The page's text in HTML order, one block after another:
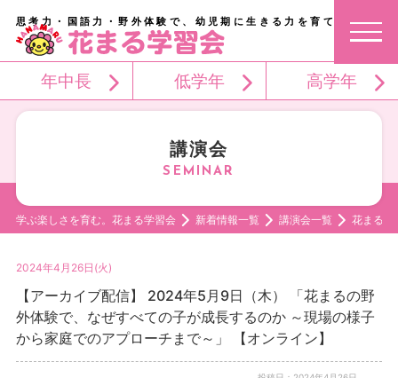
思考力・国語力・野外体験で、幼児期に生きる力を育てる。
年中長 低学年 高学年
講演会
学ぶ楽しさを育む。花まる学習会 新着情報一覧 講演会一覧 花まるの
2024年4月26日(火)
【アーカイブ配信】 2024年5月9日（木） 「花まるの野
外体験で、なぜすべての子が成長するのか ～現場の様子
から家庭でのアプローチまで～」 【オンライン】